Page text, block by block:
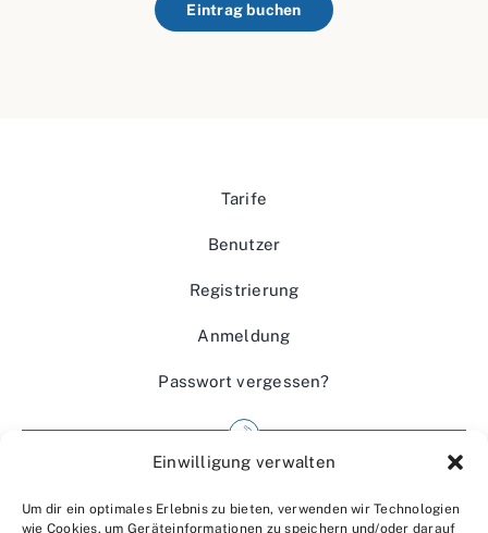
Einwilligung verwalten
Um dir ein optimales Erlebnis zu bieten, verwenden wir Technologien
wie Cookies, um Geräteinformationen zu speichern und/oder darauf
Eintrag buchen
Tarife
Benutzer
Registrierung
Anmeldung
Passwort vergessen?
Wir über uns